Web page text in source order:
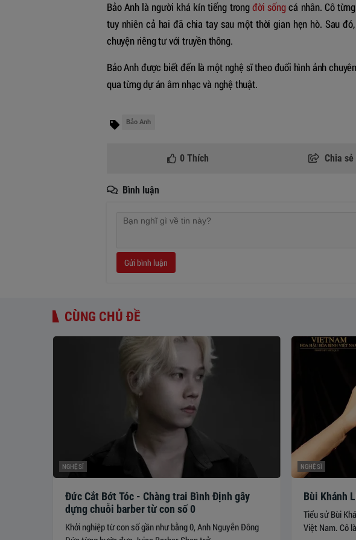
Bảo Anh là người khá kín tiếng trongđời sốngcá nhân. Cô
tuy nhiên cả hai đã chia tay sau một thời gian hẹn hò. Sau
chuyện riêng tư với truyền thông.
Bảo Anh được biết đến là một nghệ sĩ theo đuổi hình ảnh
qua từng dự án âm nhạc và nghệ thuật.
Bảo Anh
0Thích Chia sẻ
Bình luận
Gửi bình luận
CÙNG CHỦ ĐỀ
NGHỆ SĨ
Đức Cắt Bớt Tóc - Chàng trai Bình Định gây
dựng chuỗi barber từ con số 0
Khởi nghiệp từ con số gần như bằng 0, Anh Nguyễn Đông
NGHỆ SĨ
Bùi Khánh
Tiểu sử Bùi
Việt Nam. Cô